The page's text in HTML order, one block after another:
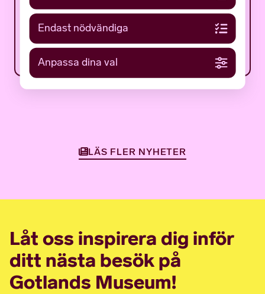
det tidigmedeltida bulverket på botten av...
12 JUNI 2026NYHETER
LÄS FLER NYHETER
Låt oss inspirera dig inför
ditt nästa besök på
Gotlands Museum!
Endast nödvändiga
Anpassa dina val